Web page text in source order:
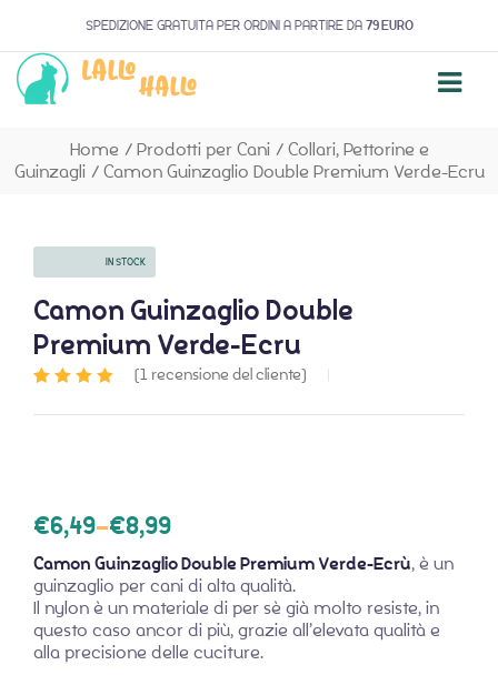
SPEDIZIONE GRATUITA PER ORDINI A PARTIRE DA 79 EURO
Home / Prodotti per Cani / Collari, Pettorine e
Guinzagli / Camon Guinzaglio Double Premium Verde-Ecru
IN STOCK
Camon Guinzaglio Double
Premium Verde-Ecru
(1recensione del cliente)
€6,49–€8,99
Camon Guinzaglio Double Premium Verde-Ecrù, è un
guinzaglio per cani di alta qualità.
Il nylon è un materiale di per sè già molto resiste, in
questo caso ancor di più, grazie all’elevata qualità e
alla precisione delle cuciture.